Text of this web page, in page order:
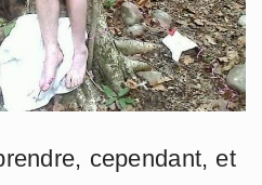
cependant, et